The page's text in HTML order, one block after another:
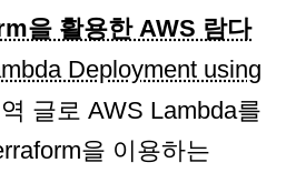
을 활용한 AWS 람다
Deployment using
글로 AWS Lambda를
을 이용하는